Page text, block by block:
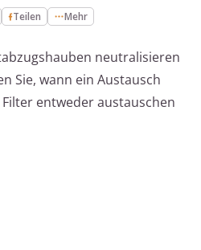
Teilen Mehr
neutralisieren
Sie, wann ein Austausch
entweder austauschen